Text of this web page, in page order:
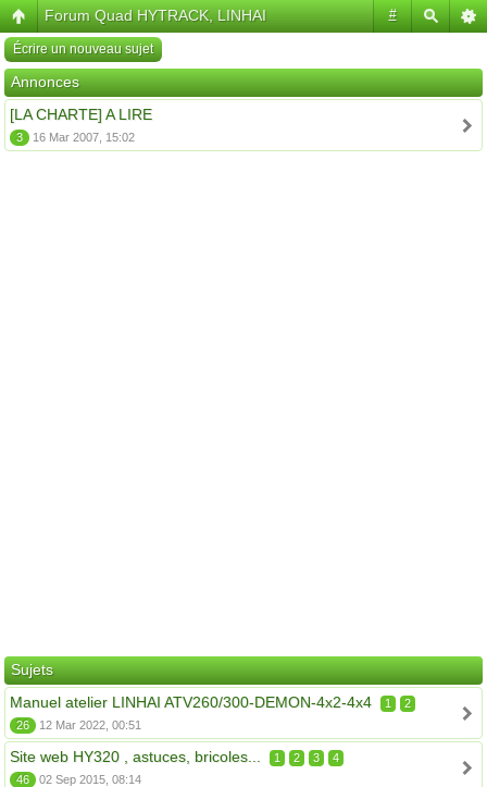
#
Forum Quad HYTRACK, LINHAI
Écrire un nouveau sujet
Annonces
[LA CHARTE] A LIRE
3 16 Mar 2007, 15:02
Sujets
Manuel atelier LINHAI ATV260/300-DEMON-4x2-4x4
1
2
26
12 Mar 2022, 00:51
Site web HY320 , astuces, bricoles... 1 2 3
4
46
02 Sep 2015, 08:14